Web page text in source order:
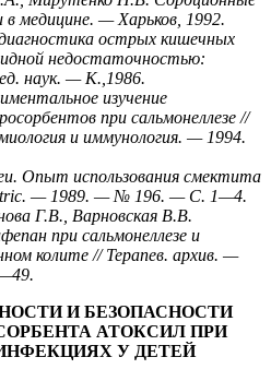
в медицине. — Харьков, 1992.
острых кишечных
недостаточностью:
наук. — К.,1986.
изучение
при сальмонеллезе //
и иммунология. — 1994.
Опыт использования смектита
— 1989. — № 196. — С. 1—4.
Г.В., Варновская В.В.
при сальмонеллезе и
колите // Терапев. архив. —
И БЕЗОПАСНОСТИ
АТОКСИЛ ПРИ
У ДЕТЕЙ